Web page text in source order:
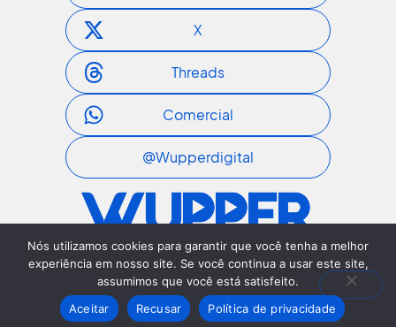
X
Threads
Comercial
@wupperdigital
I
n
s
t
T
i
k
t
I
c
o
n
L
i
n
k
E
n
v
e
Nós utilizamos cookies para garantir que você tenha a melhor
experiência em nosso site. Se você continua a usar este site,
assumimos que você está satisfeito.
Aceitar
Recusar Política de privacidade